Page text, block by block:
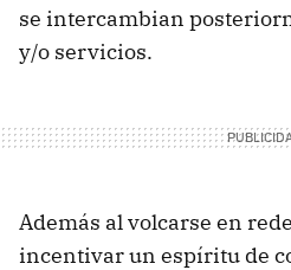
se intercambian
y/o servicios.
Además al volcarse en
incentivar un espíritu de